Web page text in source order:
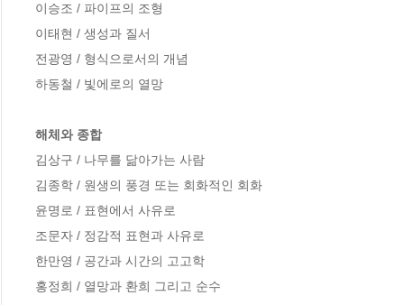
이승조 / 파이프의 조형
이태현 / 생성과 질서
전광영 / 형식으로서의 개념
하동철 / 빛에로의 열망
해체와 종합
김상구 / 나무를 닮아가는 사람
김종학 / 원생의 풍경 또는 회화적인 회화
윤명로 / 표현에서 사유로
조문자 / 정감적 표현과 사유로
한만영 / 공간과 시간의 고고학
홍정희 / 열망과 환희 그리고 순수